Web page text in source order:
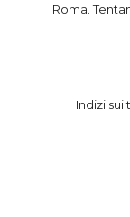
Roma.
Indizi